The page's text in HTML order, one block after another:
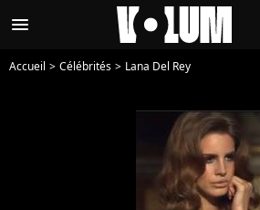
menu
Accueil Célébrités Lana Del Rey